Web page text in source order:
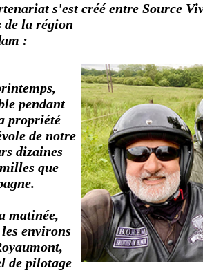
s'est créé entre Source
la région
:
pendant
propriété
de notre
dizaines
que
matinée,
environs
de pilotage